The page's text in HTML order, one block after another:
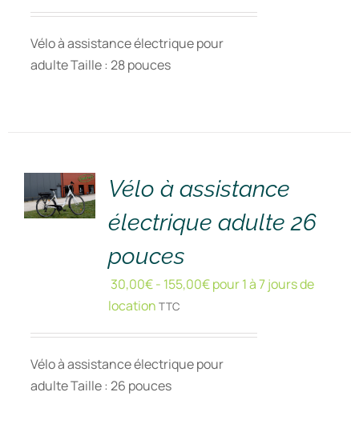
Vélo à assistance électrique pour
adulte Taille : 28 pouces
DÉTAILS
Vélo à assistance
électrique adulte 26
pouces
30,00€- 155,00€pour 1 à 7 jours de
location TTC
Vélo à assistance électrique pour
adulte Taille : 26 pouces